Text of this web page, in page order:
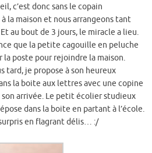
c’est donc sans le copain
la maison et nous arrangeons tant
au bout de 3 jours, le miracle a lieu.
que la petite cagouille en peluche
poste pour rejoindre la maison.
tard, je propose à son heureux
la boite aux lettres avec une copine
arrivée. Le petit écolier studieux
dans la boite en partant à l’école.
en flagrant délis… :/